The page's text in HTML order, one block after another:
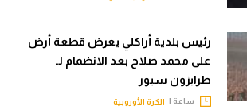
رئيس بلدية أراكلي يعرض قطعة أرض
على محمد صلاح بعد الانضمام لـ
طرابزون سبور
ساعة | الكرة الأوروبية